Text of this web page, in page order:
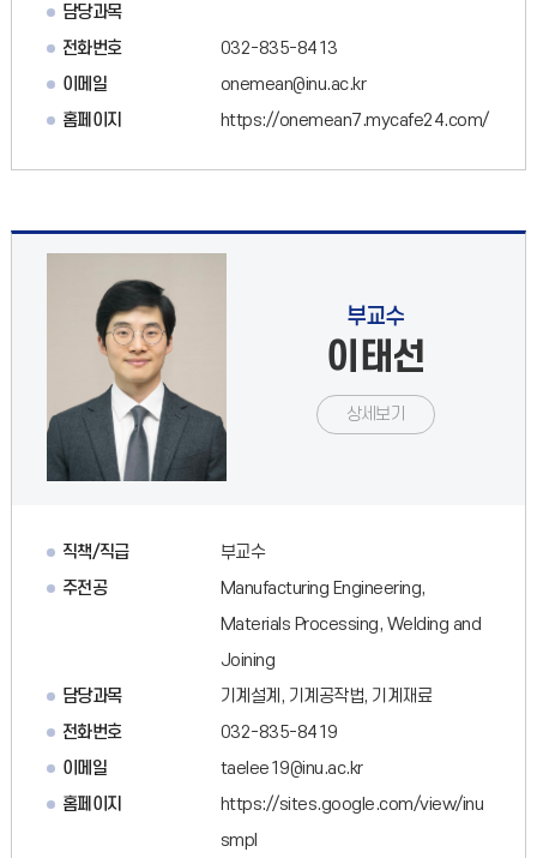
담당과목
전화번호
032-835-8413
이메일
onemean@inu.ac.kr
홈페이지
https://onemean7.mycafe24.com/
부교수
이태선
상세보기
직책/직급
부교수
주전공
Manufacturing Engineering,
Materials Processing, Welding and
Joining
담당과목
기계설계, 기계공작법, 기계재료
전화번호
032-835-8419
이메일
taelee19@inu.ac.kr
홈페이지
https://sites.google.com/view/inu
smpl